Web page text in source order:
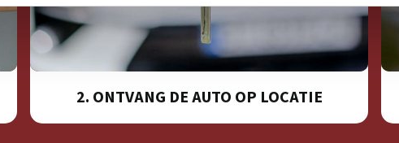
2. ONTVANG DE AUTO OP LOCATIE